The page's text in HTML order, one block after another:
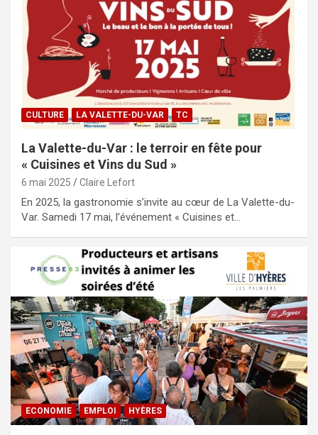
CULTURE LA VALETTE-DU-VAR TC
La Valette-du-Var : le terroir en fête pour
« Cuisines et Vins du Sud »
6 mai 2025 Claire Lefort
En 2025, la gastronomie s’invite au cœur de La Valette-du-
Var. Samedi 17 mai, l’événement « Cuisines et…
ECONOMIE EMPLOI HYÈRES